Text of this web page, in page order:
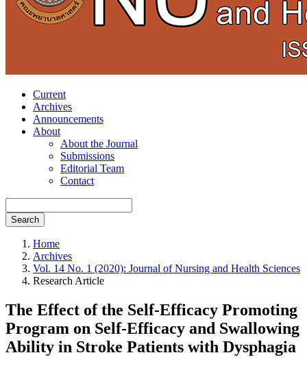
Current
Archives
Announcements
About
About the Journal
Submissions
Editorial Team
Contact
Search
Home
Archives
Vol. 14 No. 1 (2020): Journal of Nursing and Health Sciences
Research Article
The Effect of the Self-Efficacy Promoting
Program on Self-Efficacy and Swallowing
Ability in Stroke Patients with Dysphagia